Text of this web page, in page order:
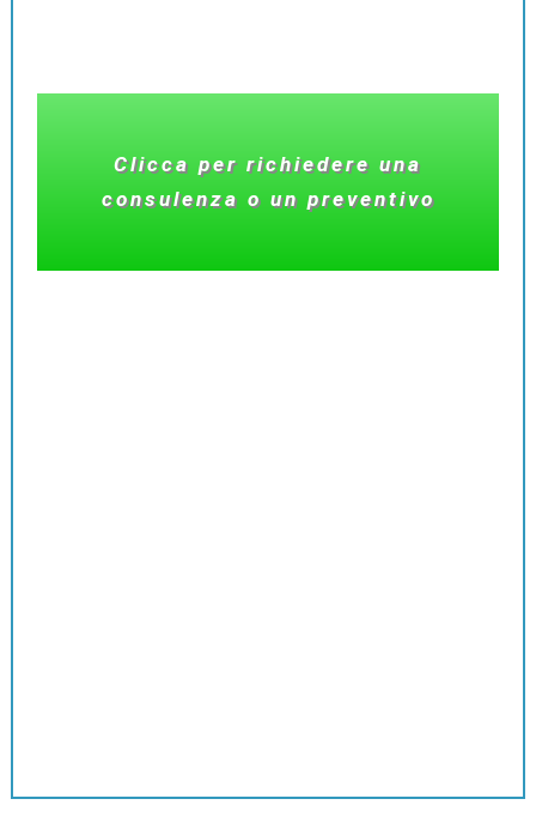
Clicca per richiedere una
consulenza o un preventivo